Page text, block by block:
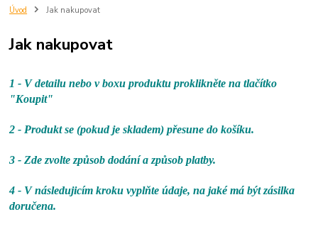
Úvod Jak nakupovat
Jak nakupovat
1 - V detailu nebo v boxu produktu proklikněte na tlačítko
"Koupit"
2 - Produkt se (pokud je skladem) přesune do košíku.
3 - Zde zvolte způsob dodání a způsob platby.
4 - V následujicím kroku vyplňte údaje, na jaké má být zásilka
doručena.